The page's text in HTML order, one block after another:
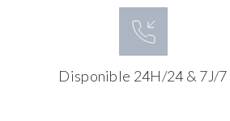
Disponible 24H/24 & 7J/7